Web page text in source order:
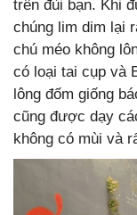
trên đùi bạn. Khi
chúng lim dim lại
chú méo không
có loại tai cụp và
lông đốm giống
cũng được dạy
không có mùi và